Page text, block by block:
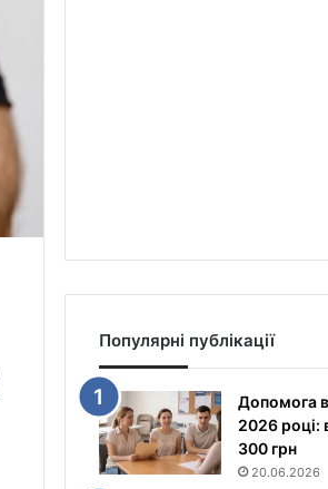
Популярні публікації
Допомога
2026 році:
300 грн
20.06.2026